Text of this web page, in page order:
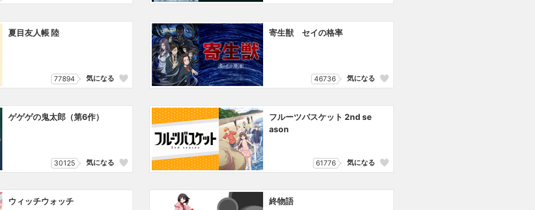
夏目友人帳 陸
77894 気になる
寄生獣 セイの格率
46736 気になる
ゲゲゲの鬼太郎（第6作）
30125 気になる
フルーツバスケット 2nd se
ason
61776 気になる
ウィッチウォッチ 終物語